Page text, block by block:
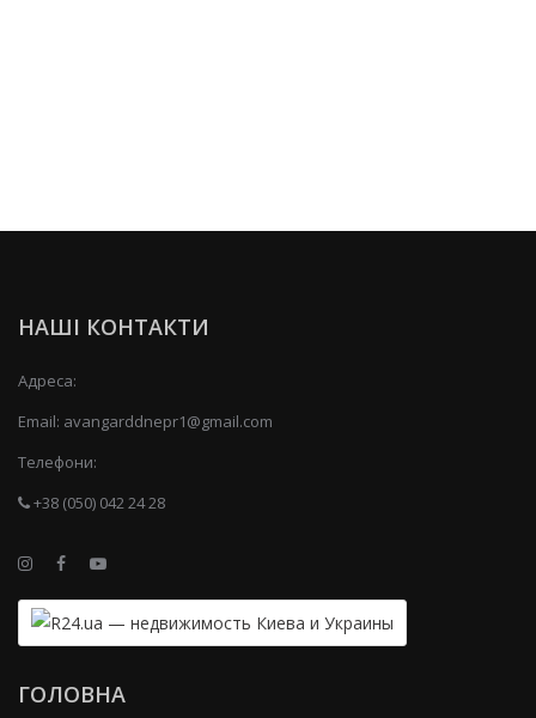
НАШІ КОНТАКТИ
Адреса:
Email: avangarddnepr1@gmail.com
Телефони:
+38 (050) 042 24 28
ГОЛОВНА